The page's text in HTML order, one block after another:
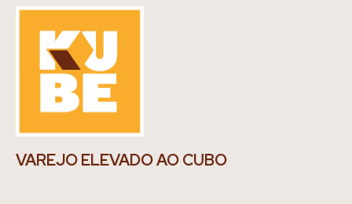
VAREJO ELEVADO AO CUBO